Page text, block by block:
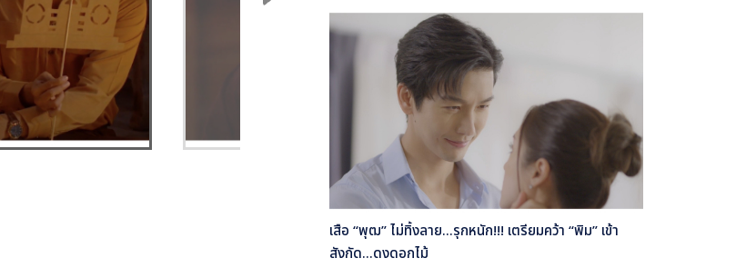
เสือ “พุฒ” ไม่ทิ้งลาย...รุกหนัก!!! เตรียมคว้า “พิม” เข้า
สังกัด...ดงดอกไม้